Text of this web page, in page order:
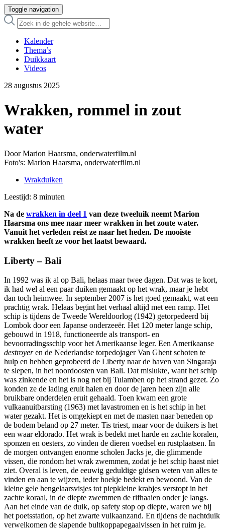
Toggle navigation
Kalender
Thema’s
Duikkaart
Videos
28 augustus 2025
Wrakken, rommel in zout
water
Door Marion Haarsma, onderwaterfilm.nl
Foto's: Marion Haarsma, onderwaterfilm.nl
Wrakduiken
Leestijd: 8 minuten
Na de wrakken in deel 1 van deze tweeluik neemt Marion
Haarsma ons mee naar meer wrakken in het zoute water.
Vanuit het verleden reist ze naar het heden. De mooiste
wrakken heeft ze voor het laatst bewaard.
Liberty – Bali
In 1992 was ik al op Bali, helaas maar twee dagen. Dat was te kort,
ik had wel al een paar duiken gemaakt op het wrak, maar je hebt
dan toch heimwee. In september 2007 is het goed gemaakt, wat een
prachtig wrak. Helaas begint het verhaal altijd met een ramp. Het
schip is tijdens de Tweede Wereldoorlog (1942) getorpedeerd bij
Lombok door een Japanse onderzeeër. Het 120 meter lange schip,
gebouwd in 1918, functioneerde als transport- en
bevoorradingsschip voor het Amerikaanse leger. Een Amerikaanse
destroyeren de Nederlandse torpedojager Van Ghent schoten te
hulp en hebben geprobeerd de Liberty naar de haven van Singaraja
te slepen, in het noordoosten van Bali. Dat mislukte, want het schip
was zinkende en het is nog net bij Tulamben op het strand gezet. Zo
konden ze de lading eruit halen en door de jaren heen zijn alle
bruikbare onderdelen eruit gehaald. Toen kwam een grote
vulkaanuitbarsting (1963) met lavastromen en is het schip in het
water gezakt. Het is omgekiept en met de masten naar beneden op
de bodem beland op 27 meter. Tis triest, maar voor de duikers is het
een waar eldorado. Het wrak is bedekt met harde en zachte koralen,
sponzen en oesters, zo vinden de dieren voedsel en rustplaatsen. In
de morgen ontvangen enorme scholen Jacks je, die glimmende
vissen, die rondom het wrak zwemmen, zodat je het schip haast niet
ziet. Overal is leven, de eeuwig geduldige gidsen weten van alles te
vinden en aan te wijzen, ieder hoekje bedekt en bewoond. Van de
kleine gele hengelaarsvisjes tot piepkleine krabjes verstopt in het
zachte koraal, in de diepte zwemmen de rifhaaien onder je langs.
Aan het einde van de duik, op safety stop op diepte, waren we bij
het poetsstation, op het zwarte vulkaanzand. En tijdens de nachtduik
verwelkomen de slapende bultkoppapegaaivissen in het ruim je.